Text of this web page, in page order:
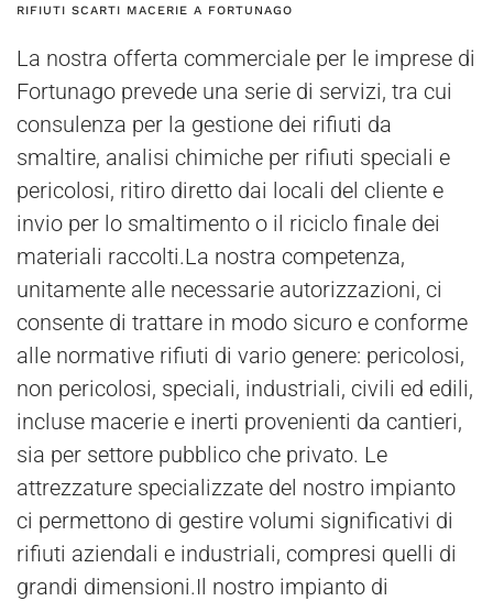
RIFIUTI SCARTI MACERIE A FORTUNAGO
La nostra offerta commerciale per le imprese di
Fortunago prevede una serie di servizi, tra cui
consulenza per la gestione dei rifiuti da
smaltire, analisi chimiche per rifiuti speciali e
pericolosi, ritiro diretto dai locali del cliente e
invio per lo smaltimento o il riciclo finale dei
materiali raccolti.La nostra competenza,
unitamente alle necessarie autorizzazioni, ci
consente di trattare in modo sicuro e conforme
alle normative rifiuti di vario genere: pericolosi,
non pericolosi, speciali, industriali, civili ed edili,
incluse macerie e inerti provenienti da cantieri,
sia per settore pubblico che privato. Le
attrezzature specializzate del nostro impianto
ci permettono di gestire volumi significativi di
rifiuti aziendali e industriali, compresi quelli di
grandi dimensioni.Il nostro impianto di